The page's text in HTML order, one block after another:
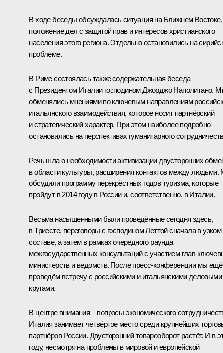
В ходе беседы обсуждалась ситуация на Ближнем Востоке,
положение дел с защитой прав и интересов христианского
населения этого региона. Отдельно остановились на
проблеме.
В Риме состоялась также содержательная беседа
с Президентом Италии господином Джорджо Наполитано.
обменялись мнениями по ключевым направлениям
итальянского взаимодействия, которое носит партнёрский
и стратегический характер. При этом наиболее подробно
остановились на перспективах гуманитарного
Речь шла о необходимости активизации двусторонних
в области культуры, расширения контактов между
обсудили программу перекрёстных годов туризма, которые
пройдут в 2014 году в России и, соответственно, в Италии.
Весьма насыщенными были проведённые сегодня здесь,
в Триесте, переговоры с господином Леттой сначала в узком
составе, а затем в рамках очередного раунда
межгосударственных консультаций с участием глав
министерств и ведомств. После пресс-конференции мы ещё
проведём встречу с российскими и итальянскими деловыми
кругами.
В центре внимания – вопросы экономического
Италия занимает четвёртое место среди крупнейших
партнёров России. Двусторонний товарооборот растёт. И в
году, несмотря на проблемы в мировой и европейской